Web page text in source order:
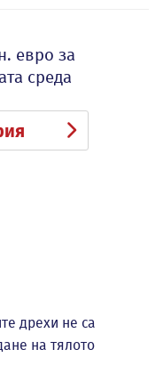
евро за
среда
дрехи не са
на тялото